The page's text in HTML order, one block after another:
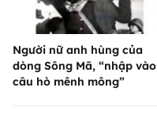
Người nữ anh hùng của
dòng Sông Mã, “nhập vào
câu hò mênh mông”